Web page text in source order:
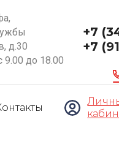
д.30
9.00 до 18.00
+7
+7